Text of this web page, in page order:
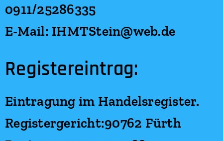
0911/25286335
E-Mail: IHMTStein@web.de
Registereintrag:
Eintragung im Handelsregister.
Registergericht:90762 Fürth